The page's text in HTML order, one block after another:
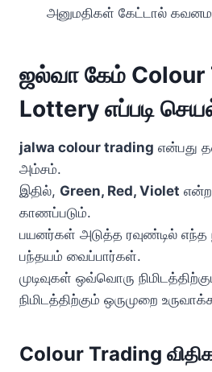
அனுமதிகள் கேட்டால்
ஜல்வா கேம் Colour
Lottery எப்படி
jalwa colour trading என்பது
அம்சம்.
இதில், Green, Red, Violet என்ற
காணப்படும்.
பயனர்கள் அடுத்த ரவுண்டில் எந்த
பந்தயம் வைப்பார்கள்.
முடிவுகள் ஒவ்வொரு
நிமிடத்திற்கும் ஒருமுறை
Colour Trading